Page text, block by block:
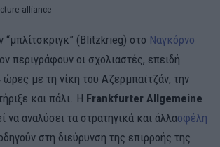
alliance
“μπλίτσκριγκ” (Blitzkrieg) στο Ναγκόρνο
περιγράφουν οι σχολιαστές, επειδή
ώρες με τη νίκη του Αζερμπαϊτζάν, την
και πάλι. Η Frankfurter Allgemeine
να αναλύσει τα στρατηγικά και άλλαοφέλη
στη διεύρυνση της επιρροής της